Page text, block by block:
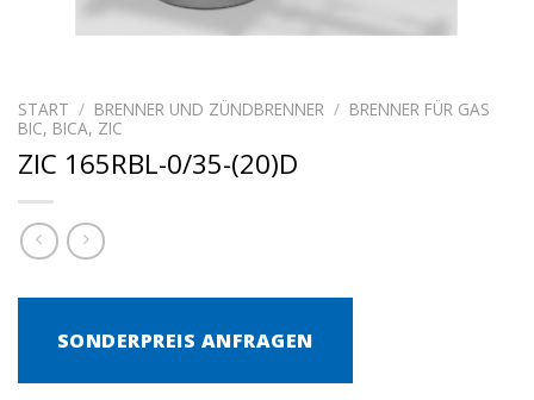
START / BRENNER UND ZÜNDBRENNER / BRENNER FÜR GAS
BIC, BICA, ZIC
ZIC 165RBL-0/35-(20)D
SONDERPREIS ANFRAGEN